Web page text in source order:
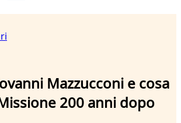
Mazzucconi e cosa
200 anni dopo